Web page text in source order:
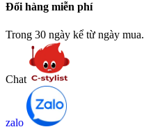
Đổi hàng miễn phí
Trong 30 ngày kể từ ngày mua.
Chat
zalo